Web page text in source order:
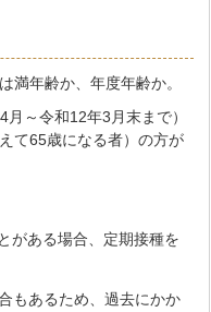
年齢か、年度年齢か。
～令和12年3月末まで）
て65歳になる者）の方が
がある場合、定期接種を
あるため、過去にかか